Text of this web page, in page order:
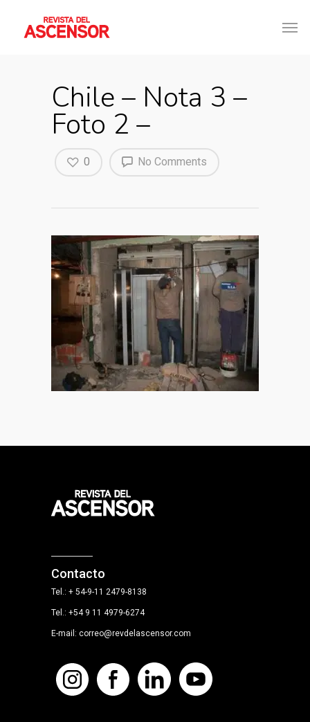
Chile – Nota 3 –
Foto 2 –
No Comments
0
Contacto
Tel.: + 54-9-11 2479-8138
Tel.: +54 9 11 4979-6274
E-mail: correo@revdelascensor.com